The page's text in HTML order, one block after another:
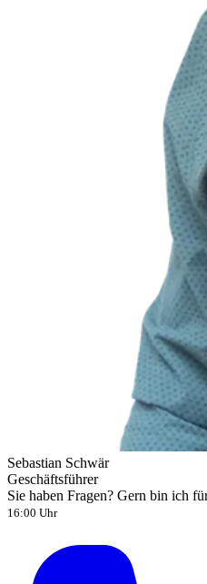
Sebastian Schwär
Geschäftsführer
Sie haben Fragen? Gern bin ich
16:00 Uhr